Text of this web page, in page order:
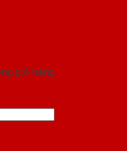
giỏ hàng.